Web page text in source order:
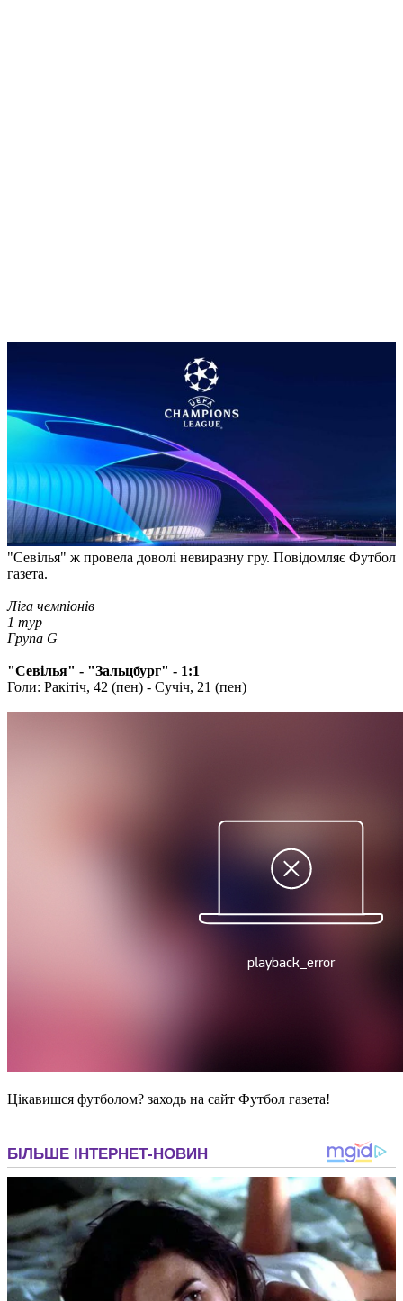
"Севілья" ж провела доволі невиразну гру. Повідомляє Футбол
газета.
Ліга чемпіонів
1 тур
Група G
"Севілья" - "Зальцбург" - 1:1
Голи: Ракітіч, 42 (пен) - Сучіч, 21 (пен)
Цікавишся футболом? заходь на сайт Футбол газета!